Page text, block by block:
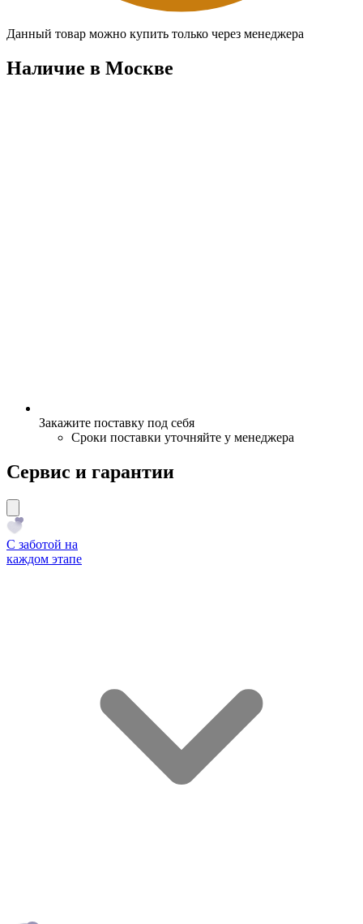
Данный товар можно купить только через менеджера
Наличие в Москвe
Закажите поставку под себя
Сроки поставки уточняйте у менеджера
Сервис и гарантии
С заботой на
каждом этапе